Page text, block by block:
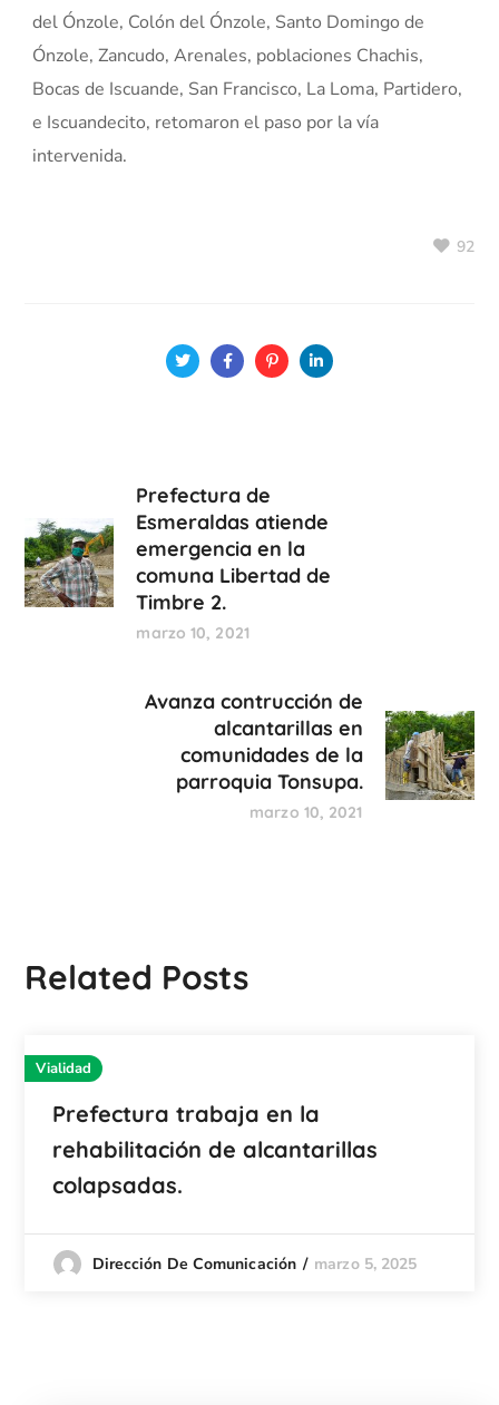
del Ónzole, Colón del Ónzole, Santo Domingo de
Ónzole, Zancudo, Arenales, poblaciones Chachis,
Bocas de Iscuande, San Francisco, La Loma, Partidero,
e Iscuandecito, retomaron el paso por la vía
intervenida.
92
Prefectura de
Esmeraldas atiende
emergencia en la
comuna Libertad de
Timbre 2.
marzo 10, 2021
Avanza contrucción de
alcantarillas en
comunidades de la
parroquia Tonsupa.
marzo 10, 2021
Related Posts
Vialidad
Prefectura trabaja en la
rehabilitación de alcantarillas
colapsadas.
Dirección De Comunicación marzo 5, 2025